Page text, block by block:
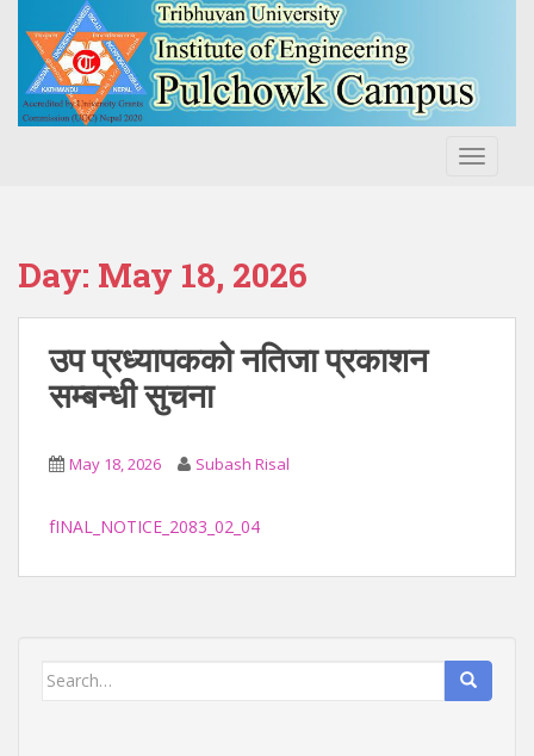
Day: May 18, 2026
उप प्रध्यापकको नतिजा प्रकाशन
सम्बन्धी सुचना
May 18, 2026 Subash Risal
fINAL_NOTICE_2083_02_04
Search